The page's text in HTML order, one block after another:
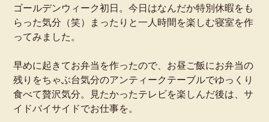
ゴールデンウィーク初日。今日はなんだか特別休暇をも
らった気分（笑）まったりと一人時間を楽しむ寝室を作
ってみました。
早めに起きてお弁当を作ったので、お昼ご飯にお弁当の
残りをちゃぶ台気分のアンティークテーブルでゆっくり
食べて贅沢気分。見たかったテレビを楽しんだ後は、サ
イドバイサイドでお仕事を。